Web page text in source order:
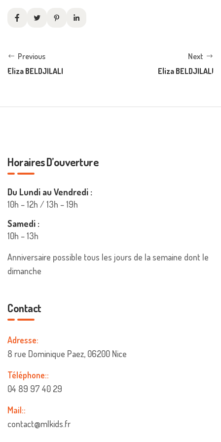
Previous
Eliza BELDJILALI
Next
Eliza BELDJILALI
Horaires D’ouverture
Du Lundi au Vendredi :
10h – 12h / 13h – 19h
Samedi :
10h – 13h
Anniversaire possible tous les jours de la semaine dont le
dimanche
Contact
Adresse:
8 rue Dominique Paez, 06200 Nice
Téléphone::
04 89 97 40 29
Mail::
contact@mlkids.fr